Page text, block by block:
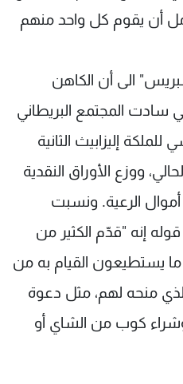
أمل أن يقوم كل واحد منهم
الى أن الكاهن
سادت المجتمع البريطاني
إليزابيث الثانية
ووزع الأوراق النقدية
الرعية. ونسبت
إنه "قدّم الكثير من
ما يستطيعون القيام به من
منحه لهم، مثل دعوة
كوب من الشاي أو